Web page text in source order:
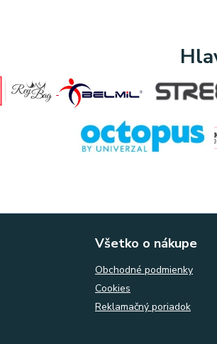
Všetko o nákupe
Obchodné podmienky
Cookies
Reklamačný poriadok